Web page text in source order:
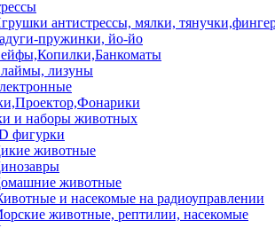
антистрессы, мялки,
пружинки, йо-йо
лизуны
и наборы животных
фигурки
животные
животные
и насекомые на радиоуправлении
животные, рептилии, насекомые